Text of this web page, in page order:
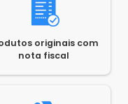
originais com
nota fiscal